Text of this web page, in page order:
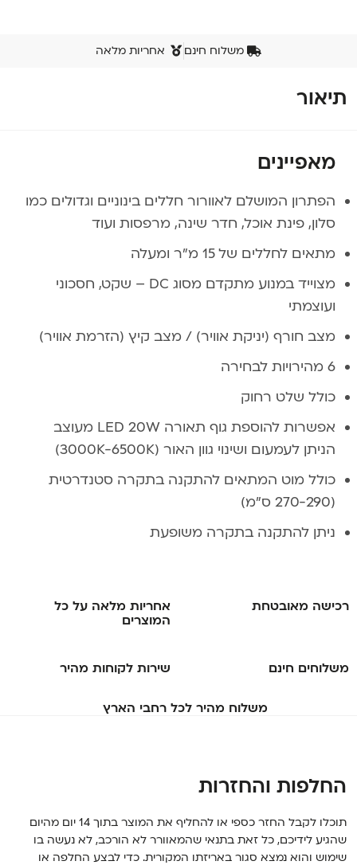
משלוח חינם אחריות מלאה
תיאור
מאפיינים
הפתרון המושלם לאוורור חללים בינוניים וגדולים כמו
סלון, פינת אוכל, חדר שינה, מרפסות ועוד
מתאים לחללים של 15 מ”ר ומעלה
מצוייד במנוע מתקדם מסוג DC – שקט, חסכוני
ועוצמתי
מצב חורף (יניקת אוויר) / מצב קיץ (הזרמת אוויר)
6 מהירויות לבחירה
כולל שלט רחוק
אפשרות להוספת גוף תאורה LED 20W מעוצב
הניתן לעמעום ושינוי גוון האור (3000K-6500K)
כולל מוט המתאים להתקנה בתקרה סטנדרטית
(270-290 ס”מ)
ניתן להתקנה בתקרה משופעת
רכישה מאובטחת אחריות מלאה על כל
המוצרים
משלוחים חינם שירות לקוחות מהיר
משלוח מהיר לכל רחבי הארץ
החלפות והחזרות
תוכלו לקבל החזר כספי או להחליף את המוצר בתוך 14 יום מהיום
שהגיע לידיכם, כל זאת בתנאי שהמאוורר לא הורכב, לא נעשה בו
שימוש והוא נמצא סגור באריזתו המקורית. כדי לבצע החלפה או